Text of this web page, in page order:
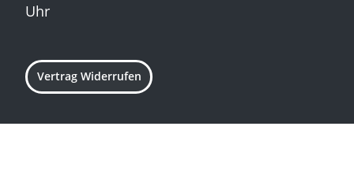
Uhr
Vertrag Widerrufen